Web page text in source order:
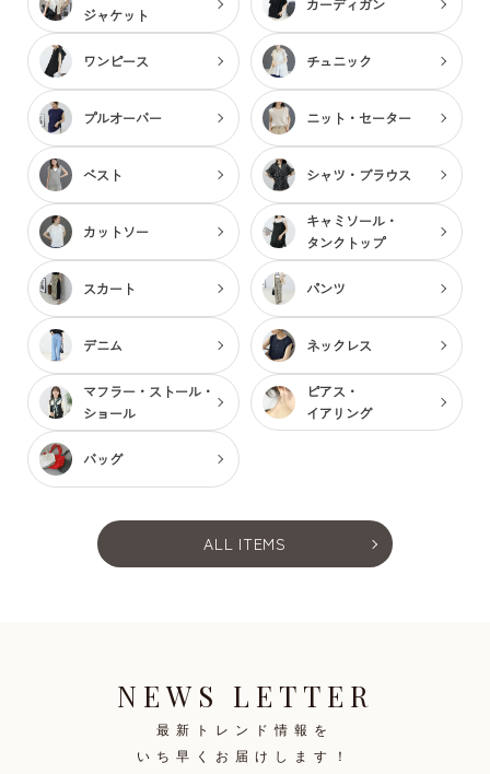
ジャケット
カーディガン
ワンピース チュニック
プルオーバー ニット・セーター
ベスト シャツ・ブラウス
カットソー
キャミソール・
タンクトップ
スカート パンツ
デニム ネックレス
マフラー・ストール・
ショール
ピアス・
イアリング
バッグ
ALL ITEMS
NEWS LETTER
最新トレンド情報を
いち早くお届けします！